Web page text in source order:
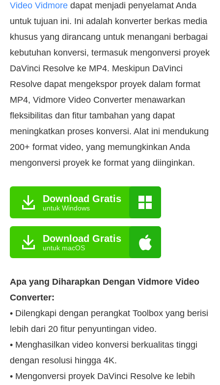
Video Vidmore dapat menjadi penyelamat Anda
untuk tujuan ini. Ini adalah konverter berkas media
khusus yang dirancang untuk menangani berbagai
kebutuhan konversi, termasuk mengonversi proyek
DaVinci Resolve ke MP4. Meskipun DaVinci
Resolve dapat mengekspor proyek dalam format
MP4, Vidmore Video Converter menawarkan
fleksibilitas dan fitur tambahan yang dapat
meningkatkan proses konversi. Alat ini mendukung
200+ format video, yang memungkinkan Anda
mengonversi proyek ke format yang diinginkan.
Download Gratis
untuk Windows
Download Gratis
untuk macOS
Apa yang Diharapkan Dengan Vidmore Video
Converter:
• Dilengkapi dengan perangkat Toolbox yang berisi
lebih dari 20 fitur penyuntingan video.
• Menghasilkan video konversi berkualitas tinggi
dengan resolusi hingga 4K.
• Mengonversi proyek DaVinci Resolve ke lebih